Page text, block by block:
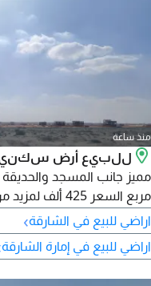
منذ ساعة
للبيع أرض
مربع السعر
مصطفى شركة دار المستقبل
اراضي للبيع في الشارقة›
اراضي للبيع في إمارة الشارقة